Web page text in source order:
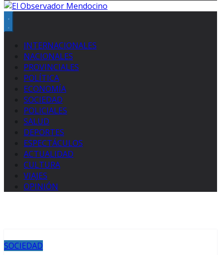
INTERNACIONALES
NACIONALES
PROVINCIALES
POLÍTICA
ECONOMÍA
SOCIEDAD
POLICIALES
SALUD
DEPORTES
ESPECTÁCULOS
ACTUALIDAD
CULTURA
VIAJES
OPINIÓN
SOCIEDAD